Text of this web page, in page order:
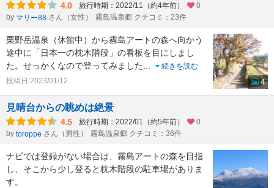
4.0 旅行時期：2022/11（約4年前）
0
by マリー88 さん（女性） 霧島温泉郷 クチコミ：23件
栗野岳温泉（休館中）から霧島アートの森へ向かう
途中に「日本一の枕木階段」の看板を目にしまし
た。せっかくなので登ってみました...
続きを読む
投稿日:2023/01/12
4
見晴台からの眺めは絶景
4.5 旅行時期：2022/01（約5年前）
0
by toroppe さん（男性） 霧島温泉郷 クチコミ：36件
ナビでは登録がない場合は、霧島アートの森を目指
し、そこから少し登ると枕木階段の駐車場がありま
す。